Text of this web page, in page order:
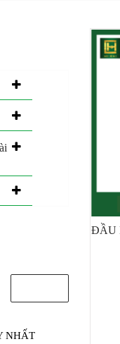
NHẤT
ĐẦU